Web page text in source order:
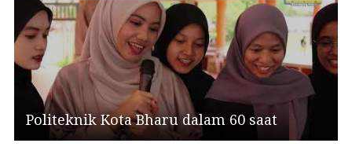
Politeknik Kota Bharu dalam 60 saat